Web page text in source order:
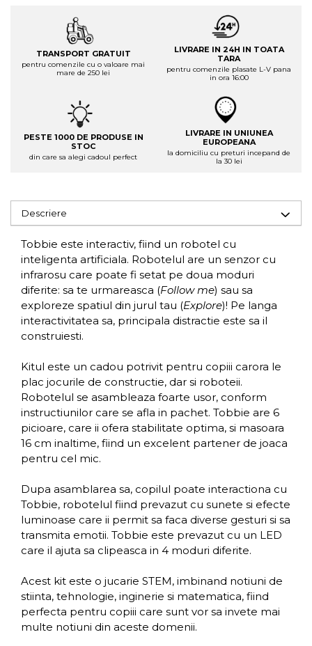
TRANSPORT GRATUIT
pentru comenzile cu o valoare mai
mare de 250 lei
LIVRARE IN 24H IN TOATA
TARA
pentru comenzile plasate L-V pana
in ora 16:00
PESTE 1000 DE PRODUSE IN
STOC
din care sa alegi cadoul perfect
LIVRARE IN UNIUNEA
EUROPEANA
la domiciliu cu preturi incepand de
la 30 lei
Descriere
Tobbie este interactiv, fiind un robotel cu
inteligenta artificiala. Robotelul are un senzor cu
infrarosu care poate fi setat pe doua moduri
diferite: sa te urmareasca (Follow me) sau sa
exploreze spatiul din jurul tau (Explore)! Pe langa
interactivitatea sa, principala distractie este sa il
construiesti.
Kitul este un cadou potrivit pentru copiii carora le
plac jocurile de constructie, dar si roboteii.
Robotelul se asambleaza foarte usor, conform
instructiunilor care se afla in pachet. Tobbie are 6
picioare, care ii ofera stabilitate optima, si masoara
16 cm inaltime, fiind un excelent partener de joaca
pentru cel mic.
Dupa asamblarea sa, copilul poate interactiona cu
Tobbie, robotelul fiind prevazut cu sunete si efecte
luminoase care ii permit sa faca diverse gesturi si sa
transmita emotii. Tobbie este prevazut cu un LED
care il ajuta sa clipeasca in 4 moduri diferite.
Acest kit este o jucarie STEM, imbinand notiuni de
stiinta, tehnologie, inginerie si matematica, fiind
perfecta pentru copiii care sunt vor sa invete mai
multe notiuni din aceste domenii.